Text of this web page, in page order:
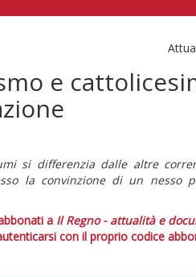
e
si differenzia dalle altre
la convinzione di un nesso
a Il Regno - attualità e
con il proprio codice